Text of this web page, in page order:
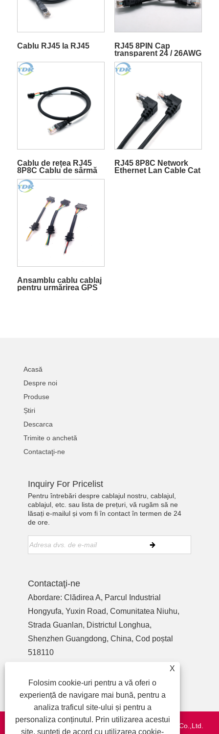
Cablu RJ45 la RJ45
RJ45 8PIN Cap
transparent 24 / 26AWG
Cablu de rețea Ethernet
negru Cablu LAN
Cablaj electric
Cablu de rețea RJ45
8P8C Cablu de sârmă
Molex 43025-0400
RJ45 8P8C Network
Ethernet Lan Cable Cat
Ansamblu cablu cablaj
pentru urmărirea GPS
Acasă
Despre noi
Produse
Știri
Descarca
Trimite o anchetă
Contactaţi-ne
Inquiry For Pricelist
Pentru întrebări despre cablajul nostru, cablajul,
cablajul, etc. sau lista de prețuri, vă rugăm să ne
lăsați e-mailul și vom fi în contact în termen de 24
de ore.
Contactaţi-ne
Abordare: Clădirea A, Parcul Industrial
Hongyufa, Yuxin Road, Comunitatea Niuhu,
Strada Guanlan, Districtul Longhua,
Shenzhen Guangdong, China, Cod poștal
518110
Telefon:+86-13713718026
E-mail:wzl@szydr.com
Drepturi de autor © 2021 Shenzhen YDR Connector Co.,Ltd.
X
Folosim cookie-uri pentru a vă oferi o
experiență de navigare mai bună, pentru a
analiza traficul site-ului și pentru a
personaliza conținutul. Prin utilizarea acestui
site, sunteți de acord cu utilizarea cookie-